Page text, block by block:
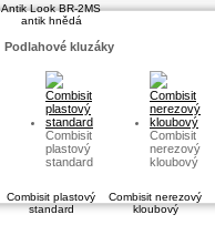
Antik Look BR-2MS
antik hnědá
Podlahové kluzáky
Combisit
plastový
standard
Combisit plastový
standard
Combisit
nerezový
kloubový
Combisit nerezový
kloubový